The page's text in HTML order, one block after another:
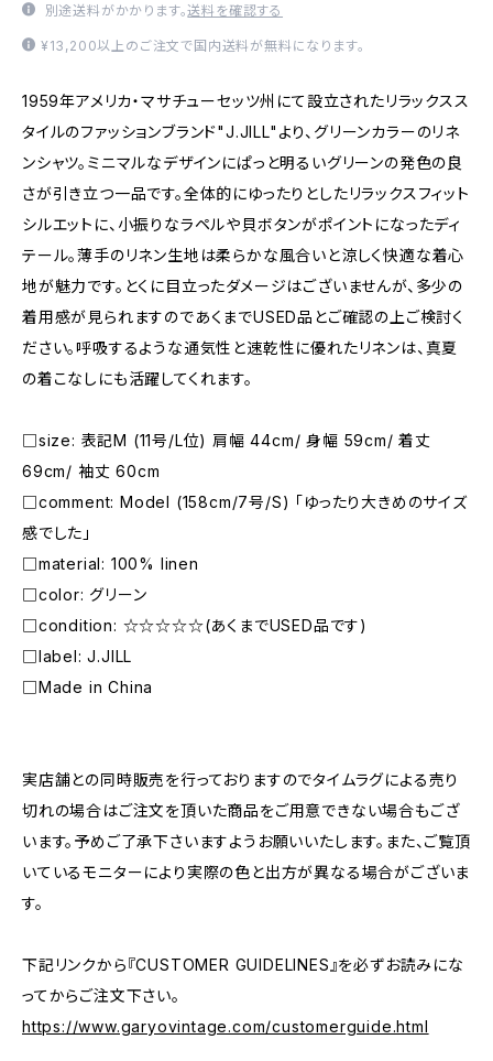
別途送料がかかります。送料を確認する
¥13,200以上のご注文で国内送料が無料になります。
1959年アメリカ・マサチューセッツ州にて設立されたリラックスス
タイルのファッションブランド"J.JILL"より、グリーンカラーのリネ
ンシャツ。ミニマルなデザインにぱっと明るいグリーンの発色の良
さが引き立つ一品です。全体的にゆったりとしたリラックスフィット
シルエットに、小振りなラペルや貝ボタンがポイントになったディ
テール。薄手のリネン生地は柔らかな風合いと涼しく快適な着心
地が魅力です。とくに目立ったダメージはございませんが、多少の
着用感が見られますのであくまでUSED品とご確認の上ご検討く
ださい。呼吸するような通気性と速乾性に優れたリネンは、真夏
の着こなしにも活躍してくれます。
□size: 表記M (11号/L位) 肩幅 44cm/ 身幅 59cm/ 着丈
69cm/ 袖丈 60cm
□comment: Model (158cm/7号/S) 「ゆったり大きめのサイズ
感でした」
□material: 100% linen
□color: グリーン
□condition: ☆☆☆☆☆(あくまでUSED品です)
□label: J.JILL
□Made in China
実店舗との同時販売を行っておりますのでタイムラグによる売り
切れの場合はご注文を頂いた商品をご用意できない場合もござ
います。予めご了承下さいますようお願いいたします。また、ご覧頂
いているモニターにより実際の色と出方が異なる場合がございま
す。
下記リンクから『CUSTOMER GUIDELINES』を必ずお読みにな
ってからご注文下さい。
https://www.garyovintage.com/customerguide.html